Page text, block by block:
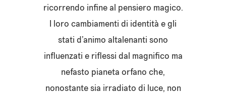
ricorrendo infine al pensiero magico.
I loro cambiamenti di identità e gli
stati d’animo altalenanti sono
influenzati e riflessi dal magnifico ma
nefasto pianeta orfano che,
nonostante sia irradiato di luce, non